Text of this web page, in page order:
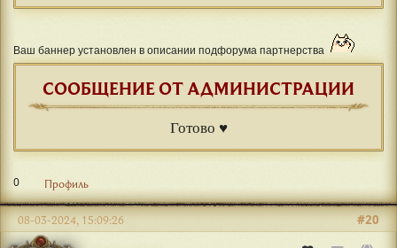
Ваш баннер установлен в описании подфорума партнерства
СООБЩЕНИЕ ОТ АДМИНИСТРАЦИИ
Готово ♥
0 Профиль
#20
08-03-2024, 15:09:26